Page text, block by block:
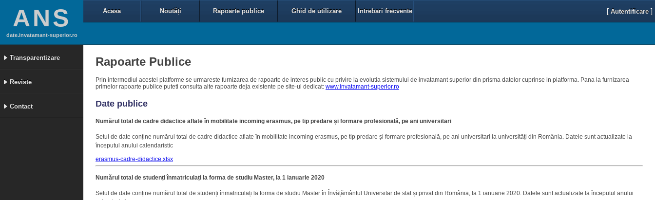
ANS
date.invatamant-superior.ro
Transparentizare
Reviste
Contact
Acasa Noutăți Rapoarte publice Ghid de utilizare Intrebari frecvente [ Autentificare ]
Rapoarte Publice
Prin intermediul acestei platforme se urmareste furnizarea de rapoarte de interes public cu privire la evolutia sistemului de invatamant superior din prisma datelor cuprinse in platforma. Pana la furnizarea
primelor rapoarte publice puteti consulta alte rapoarte deja existente pe site-ul dedicat: www.invatamant-superior.ro
Date publice
Numărul total de cadre didactice aflate în mobilitate incoming erasmus, pe tip predare și formare profesională, pe ani universitari
Setul de date conține numărul total de cadre didactice aflate în mobilitate incoming erasmus, pe tip predare și formare profesională, pe ani universitari la universități din România. Datele sunt actualizate la
începutul anului calendaristic
erasmus-cadre-didactice.xlsx
Numărul total de studenți înmatriculați la forma de studiu Master, la 1 ianuarie 2020
Setul de date conține numărul total de studenți înmatriculați la forma de studiu Master în Învățământul Universitar de stat și privat din România, la 1 ianuarie 2020. Datele sunt actualizate la începutul anului